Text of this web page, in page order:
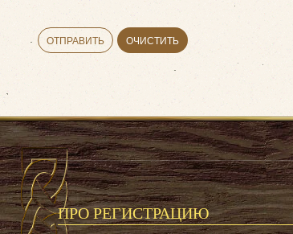
ОТПРАВИТЬ ОЧИСТИТЬ
ПРО РЕГИСТРАЦИЮ